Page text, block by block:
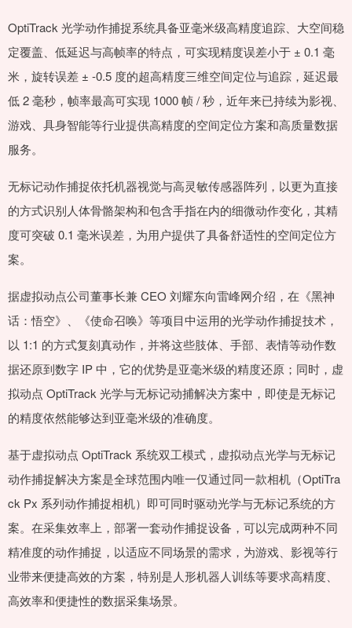
OptiTrack 光学动作捕捉系统具备亚毫米级高精度追踪、大空间稳
定覆盖、低延迟与高帧率的特点，可实现精度误差小于 ± 0.1 毫
米，旋转误差 ± -0.5 度的超高精度三维空间定位与追踪，延迟最
低 2 毫秒，帧率最高可实现 1000 帧 / 秒，近年来已持续为影视、
游戏、具身智能等行业提供高精度的空间定位方案和高质量数据
服务。
无标记动作捕捉依托机器视觉与高灵敏传感器阵列，以更为直接
的方式识别人体骨骼架构和包含手指在内的细微动作变化，其精
度可突破 0.1 毫米误差，为用户提供了具备舒适性的空间定位方
案。
据虚拟动点公司董事长兼 CEO 刘耀东向雷峰网介绍，在《黑神
话：悟空》、《使命召唤》等项目中运用的光学动作捕捉技术，
以 1:1 的方式复刻真动作，并将这些肢体、手部、表情等动作数
据还原到数字 IP 中，它的优势是亚毫米级的精度还原；同时，虚
拟动点 OptiTrack 光学与无标记动捕解决方案中，即使是无标记
的精度依然能够达到亚毫米级的准确度。
基于虚拟动点 OptiTrack 系统双工模式，虚拟动点光学与无标记
动作捕捉解决方案是全球范围内唯一仅通过同一款相机（OptiTra
ck Px 系列动作捕捉相机）即可同时驱动光学与无标记系统的方
案。在采集效率上，部署一套动作捕捉设备，可以完成两种不同
精准度的动作捕捉，以适应不同场景的需求，为游戏、影视等行
业带来便捷高效的方案，特别是人形机器人训练等要求高精度、
高效率和便捷性的数据采集场景。